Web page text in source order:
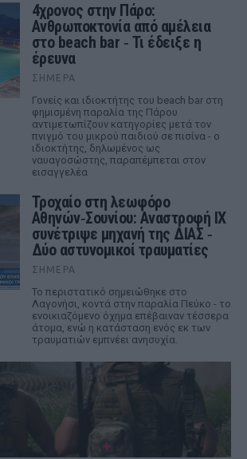
4χρονος στην Πάρο:
Ανθρωποκτονία από αμέλεια
στο beach bar ‑ Τι έδειξε η
έρευνα
ΣΉΜΕΡΑ
Γονείς και ιδιοκτήτης του beach bar στη
φημισμένη παραλία της Πάρου
αντιμετωπίζουν κατηγορίες μετά τον
πνιγμό του μικρού παιδιού σε πισίνα - ο
ιδιοκτήτης, δηλωμένος ως
ναυαγοσώστης, παραπέμπεται στον
εισαγγελέα
Τροχαίο στη λεωφόρο
Αθηνών‑Σουνίου: Αναστροφή ΙΧ
συνέτριψε μηχανή της ΔΙΑΣ ‑
Δύο αστυνομικοί τραυματίες
ΣΉΜΕΡΑ
Το περιστατικό σημειώθηκε στο
Λαγονήσι, κοντά στην παραλία Πεύκο - το
ενοικιαζόμενο όχημα επέβαιναν τέσσερα
άτομα, ενώ η κατάσταση ενός εκ των
τραυματιών εμπνέει ανησυχία.